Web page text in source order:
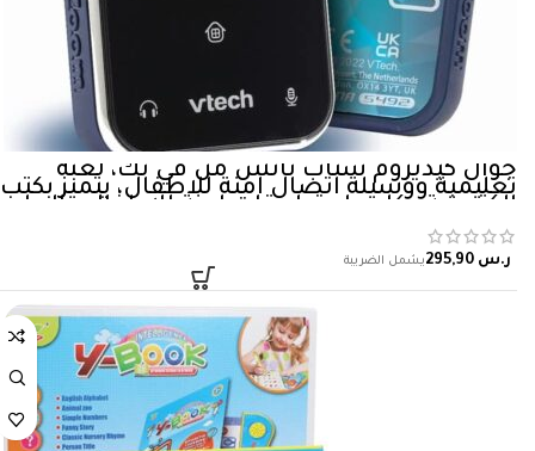
جوال كيديزوم سناب تاتش من في تك، لعبة
تعليمية ووسيلة اتصال امنة للاطفال، يتميز بكتب
الكترونية وكاميرا وتطبيقات امنة للاطفال
مناسب للاولاد والبنات بعمر 6 سنوات فما فوق،…
ر.س